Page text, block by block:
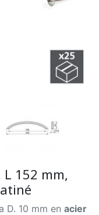
L 152 mm,
D. 10 mm en acier